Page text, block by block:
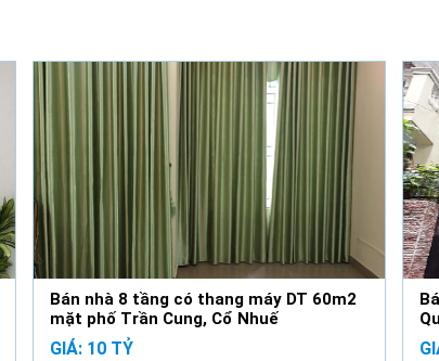
Bán nhà 8 tầng có thang máy DT 60m2
mặt phố Trần Cung, Cổ Nhuế
GIÁ: 10 TỶ